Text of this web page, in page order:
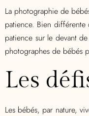
La photographie de
patience. Bien
patience sur le devant
photographes de bébés
Les
Les bébés, par nature,